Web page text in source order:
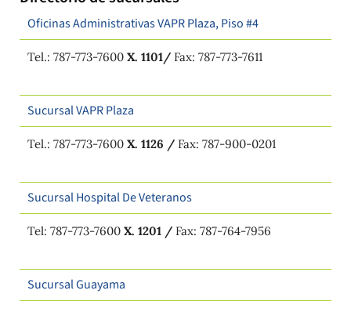
Oficinas Administrativas VAPR Plaza, Piso #4
Tel.: 787-773-7600 X. 1101/ Fax: 787-773-7611
Sucursal VAPR Plaza
Tel.: 787-773-7600 X. 1126 / Fax: 787-900-0201
Sucursal Hospital De Veteranos
Tel: 787-773-7600 X. 1201 / Fax: 787-764-7956
Sucursal Guayama